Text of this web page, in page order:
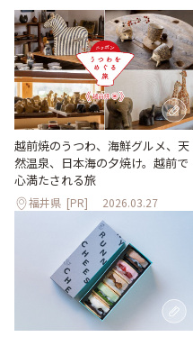
越前焼のうつわ、海鮮グルメ、天
然温泉、日本海の夕焼け。越前で
心満たされる旅
福井県 [PR] 2026.03.27